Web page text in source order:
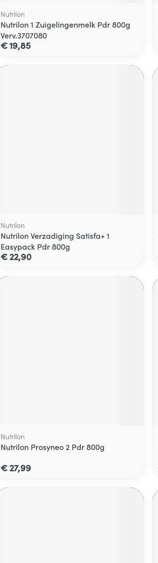
Nutrilon
Nutrilon 1 Zuigelingenmelk Pdr 800g
Verv.3707080
€ 19,85
Nutrilon
Nutrilon Verzadiging Satisfa+ 1
Easypack Pdr 800g
€ 22,90
Nutrilon
Nutrilon Prosyneo 2 Pdr 800g
€ 27,99